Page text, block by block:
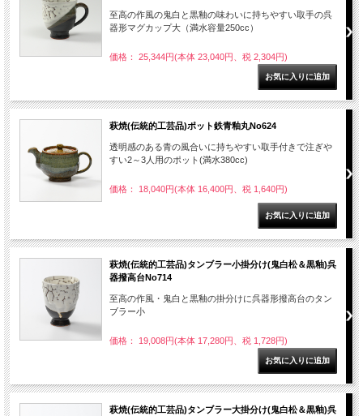
至高の作風の鬼白と黒釉の味わいに持ちやすい取手の呉
器形マグカップ大（満水容量250cc）
価格： 25,344円(本体 23,040円、税 2,304円)
萩焼(伝統的工芸品)ポット鉄青釉丸No624
透明感のある青の風合いに持ちやすい取手付きで注ぎや
すい2～3人用のポット(満水380cc)
価格： 18,040円(本体 16,400円、税 1,640円)
萩焼(伝統的工芸品)タンブラー小掛分け(鬼白松＆黒釉)呉
器撥高台No714
至高の作風・鬼白と黒釉の掛分けに呉器形撥高台のタン
ブラー小
価格： 19,008円(本体 17,280円、税 1,728円)
萩焼(伝統的工芸品)タンブラー大掛分け(鬼白松＆黒釉)呉